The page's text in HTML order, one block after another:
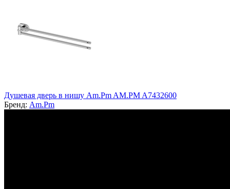
Душевая дверь в нишу Am.Pm AM.PM A7432600
Бренд: Am.Pm